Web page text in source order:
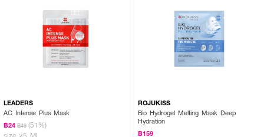
LEADERS
AC Intense Plus Mask
฿24 ฿49 (51%)
size 25 ML
ROJUKISS
Bio Hydrogel Melting Mask Deep
Hydration
฿159